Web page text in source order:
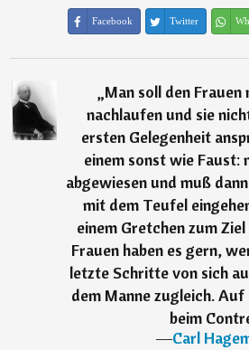
Facebook Twitter
„Man soll den Frauen
nachlaufen und sie
ersten Gelegenheit
einem sonst wie Faust:
abgewiesen und muß
mit dem Teufel
einem Gretchen zum
Frauen haben es gern,
letzte Schritte von sich
dem Manne zugleich.
beim
―Carl